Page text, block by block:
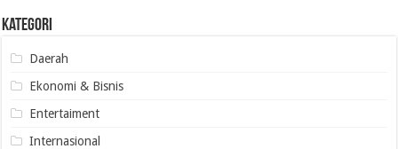
Kategori
Daerah
Ekonomi & Bisnis
Entertaiment
Internasional